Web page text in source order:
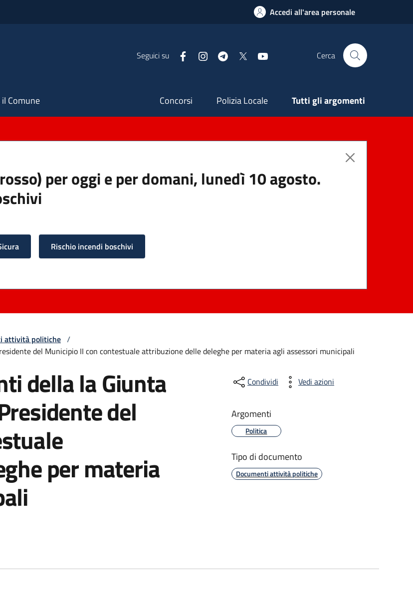
Accedi all'area personale
Seguici su FacebookInstagramTelegram Cerca
Comune Secondaria
Concorsi Polizia Locale Tutti gli argomenti
per oggi e per domani, lunedì 10 agosto.
Rischio incendi boschivi
attività politiche /
del Municipio II con contestuale attribuzione delle deleghe per materia agli assessori municipali
della la Giunta
del
per materia
Condividi Vedi azioni
Argomenti
Politica
Tipo di documento
Documenti attività politiche